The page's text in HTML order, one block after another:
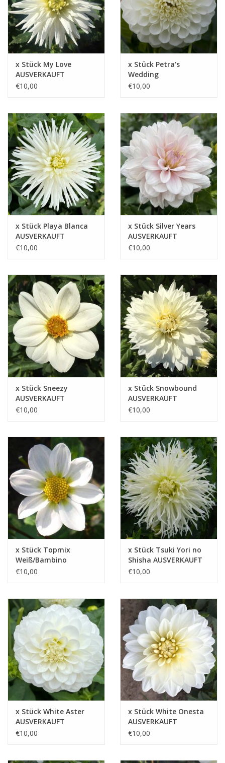
x Stück My Love
AUSVERKAUFT
€10,00
x Stück Petra's
Wedding
AUSVERKAUFT
€10,00
x Stück Playa Blanca
AUSVERKAUFT
€10,00
x Stück Silver Years
AUSVERKAUFT
€10,00
x Stück Sneezy
AUSVERKAUFT
€10,00
x Stück Snowbound
AUSVERKAUFT
€10,00
x Stück Topmix
Weiß/Bambino
AUSVERKAUFT
€10,00
x Stück Tsuki Yori no
Shisha AUSVERKAUFT
€10,00
x Stück White Aster
AUSVERKAUFT
€10,00
x Stück White Onesta
AUSVERKAUFT
€10,00